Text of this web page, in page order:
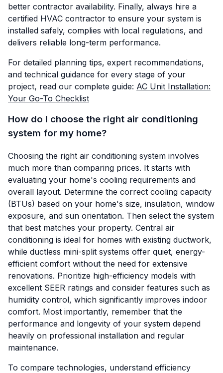
better contractor availability. Finally, always hire a
certified HVAC contractor to ensure your system is
installed safely, complies with local regulations, and
delivers reliable long-term performance.
For detailed planning tips, expert recommendations,
and technical guidance for every stage of your
project, read our complete guide: AC Unit Installation:
Your Go-To Checklist
How do I choose the right air conditioning
system for my home?
Choosing the right air conditioning system involves
much more than comparing prices. It starts with
evaluating your home's cooling requirements and
overall layout. Determine the correct cooling capacity
(BTUs) based on your home's size, insulation, window
exposure, and sun orientation. Then select the system
that best matches your property. Central air
conditioning is ideal for homes with existing ductwork,
while ductless mini-split systems offer quiet, energy-
efficient comfort without the need for extensive
renovations. Prioritize high-efficiency models with
excellent SEER ratings and consider features such as
humidity control, which significantly improves indoor
comfort. Most importantly, remember that the
performance and longevity of your system depend
heavily on professional installation and regular
maintenance.
To compare technologies, understand efficiency